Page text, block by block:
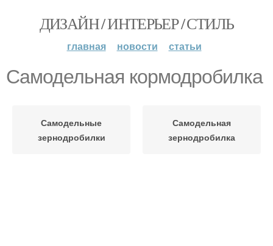
ДИЗАЙН / ИНТЕРЬЕР / СТИЛЬ
главная новости статьи
Самодельная кормодробилка
Самодельные
зернодробилки
Самодельная
зернодробилка